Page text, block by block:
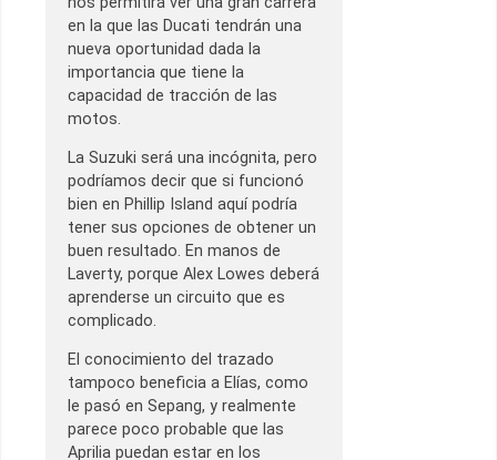
en la que las Ducati tendrán una
nueva oportunidad dada la
importancia que tiene la
capacidad de tracción de las
motos.
La Suzuki será una incógnita, pero
podríamos decir que si funcionó
bien en Phillip Island aquí podría
tener sus opciones de obtener un
buen resultado. En manos de
Laverty, porque Alex Lowes deberá
aprenderse un circuito que es
complicado.
El conocimiento del trazado
tampoco beneficia a Elías, como
le pasó en Sepang, y realmente
parece poco probable que las
Aprilia puedan estar en los